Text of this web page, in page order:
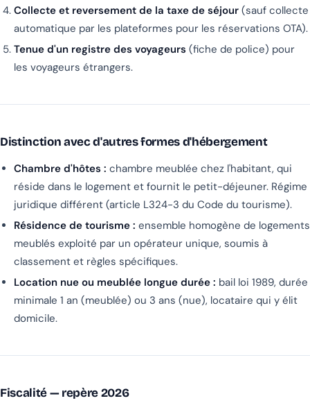
Collecte et reversement de la taxe de séjour (sauf collecte
automatique par les plateformes pour les réservations OTA).
Tenue d'un registre des voyageurs (fiche de police) pour
les voyageurs étrangers.
Distinction avec d'autres formes d'hébergement
Chambre d'hôtes : chambre meublée chez l'habitant, qui
réside dans le logement et fournit le petit-déjeuner. Régime
juridique différent (article L324-3 du Code du tourisme).
Résidence de tourisme : ensemble homogène de logements
meublés exploité par un opérateur unique, soumis à
classement et règles spécifiques.
Location nue ou meublée longue durée : bail loi 1989, durée
minimale 1 an (meublée) ou 3 ans (nue), locataire qui y élit
domicile.
Fiscalité — repère 2026